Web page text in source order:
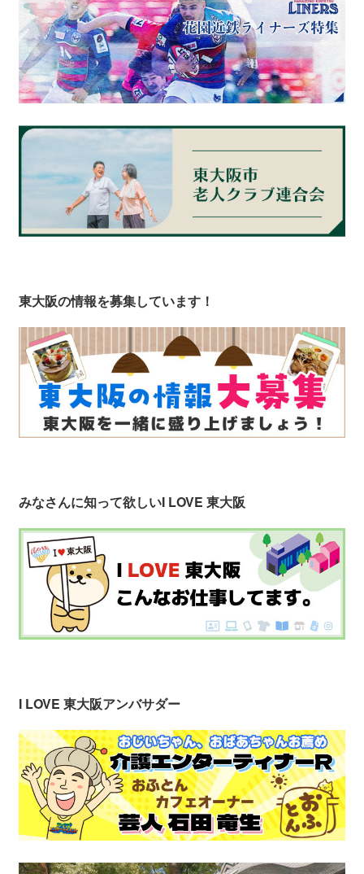
東大阪の情報を募集しています！
みなさんに知って欲しいI LOVE 東大阪
I LOVE 東大阪アンバサダー